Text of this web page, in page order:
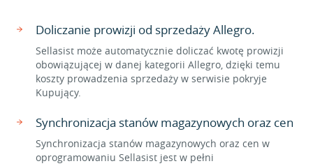
Doliczanie prowizji od sprzedaży Allegro.
Sellasist może automatycznie doliczać kwotę prowizji
obowiązującej w danej kategorii Allegro, dzięki temu
koszty prowadzenia sprzedaży w serwisie pokryje
Kupujący.
Synchronizacja stanów magazynowych oraz cen
Synchronizacja stanów magazynowych oraz cen w
oprogramowaniu Sellasist jest w pełni